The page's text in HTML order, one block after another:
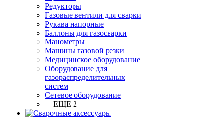
Редукторы
Газовые вентили для сварки
Рукава напорные
Баллоны для газосварки
Манометры
Машины газовой резки
Медицинское оборудование
Оборудование для
газораспределительных
систем
Сетевое оборудование
+ ЕЩЕ 2